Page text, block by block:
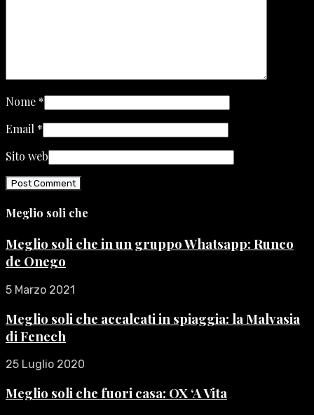
Nome *
Email *
Sito web
Meglio soli che
Meglio soli che in un gruppo Whatsapp: Runco
de Onego
5 Marzo 2021
Meglio soli che accalcati in spiaggia: la Malvasia
di Fenech
25 Luglio 2020
Meglio soli che fuori casa: OX ‘A Vita